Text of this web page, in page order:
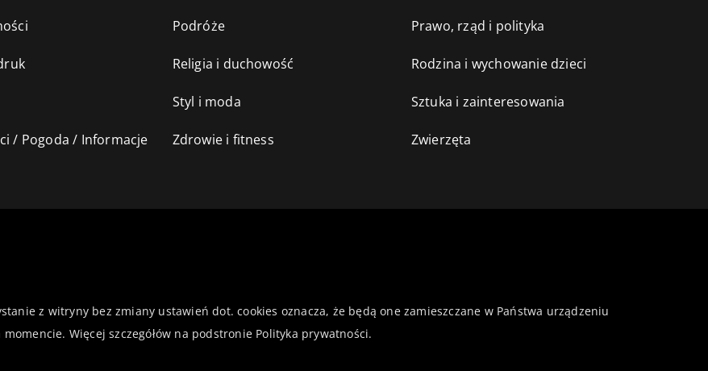
Podróże Prawo, rząd i polityka
Religia i duchowość Rodzina i wychowanie dzieci
Styl i moda Sztuka i zainteresowania
/ Pogoda / Informacje Zdrowie i fitness Zwierzęta
z witryny bez zmiany ustawień dot. cookies oznacza, że będą one zamieszczane w Państwa urządzeniu
Więcej szczegółów na podstronie Polityka prywatności.